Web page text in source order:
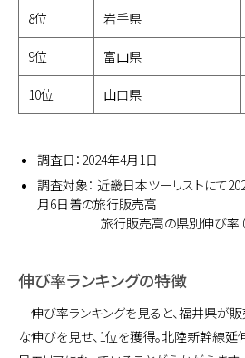
8位 岩手県
9位 富山県
10位 山口県
調査日：2024年4月1日
調査対象： 近畿日本ツーリストにて
月6日着の旅行販売高
旅行販売高の県別伸び率（前
伸び率ランキングの特徴
伸び率ランキングを見ると、福井県が
な伸びを見せ、1位を獲得。北陸新幹線延